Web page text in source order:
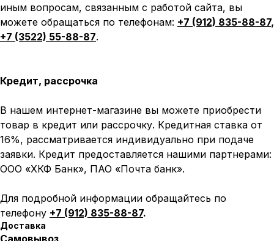
иным вопросам, связанным с работой сайта, вы
можете обращаться по телефонам: +7 (912) 835-88-87,
+7 (3522) 55-88-87.
Кредит, рассрочка
В нашем интернет-магазине вы можете приобрести
товар в кредит или рассрочку. Кредитная ставка от
16%, рассматривается индивидуально при подаче
заявки. Кредит предоставляется нашими партнерами:
ООО «ХКФ Банк», ПАО «Почта банк».
Для подробной информации обращайтесь по
телефону +7 (912) 835-88-87.
Доставка
Самовывоз